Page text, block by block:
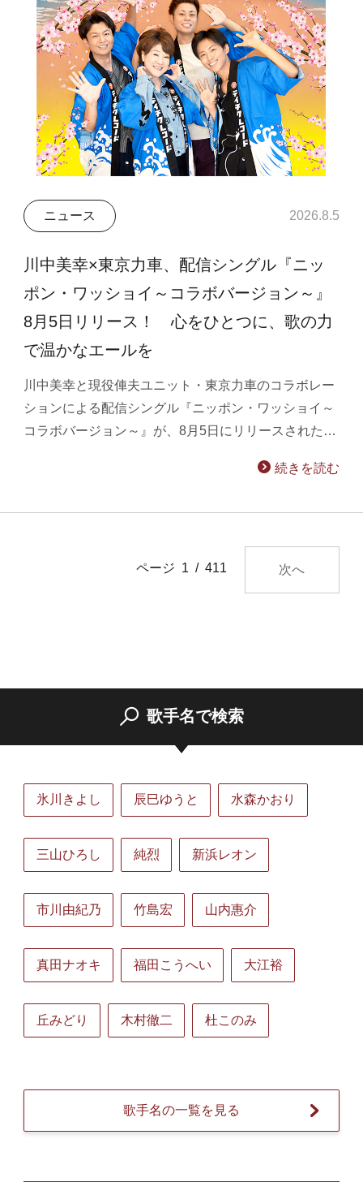
ニュース 2026.8.5
川中美幸×東京力車、配信シングル『ニッ
ポン・ワッショイ～コラボバージョン～』
8月5日リリース！ 心をひとつに、歌の力
で温かなエールを
川中美幸と現役俥夫ユニット・東京力車のコラボレー
ションによる配信シングル『ニッポン・ワッショイ～
コラボバージョン～』が、8月5日にリリースされた…
続きを読む
ページ 1 / 411 次へ
歌手名で検索
氷川きよし 辰巳ゆうと 水森かおり
三山ひろし 純烈 新浜レオン
市川由紀乃 竹島宏 山内惠介
真田ナオキ 福田こうへい 大江裕
丘みどり 木村徹二 杜このみ
歌手名の一覧を見る